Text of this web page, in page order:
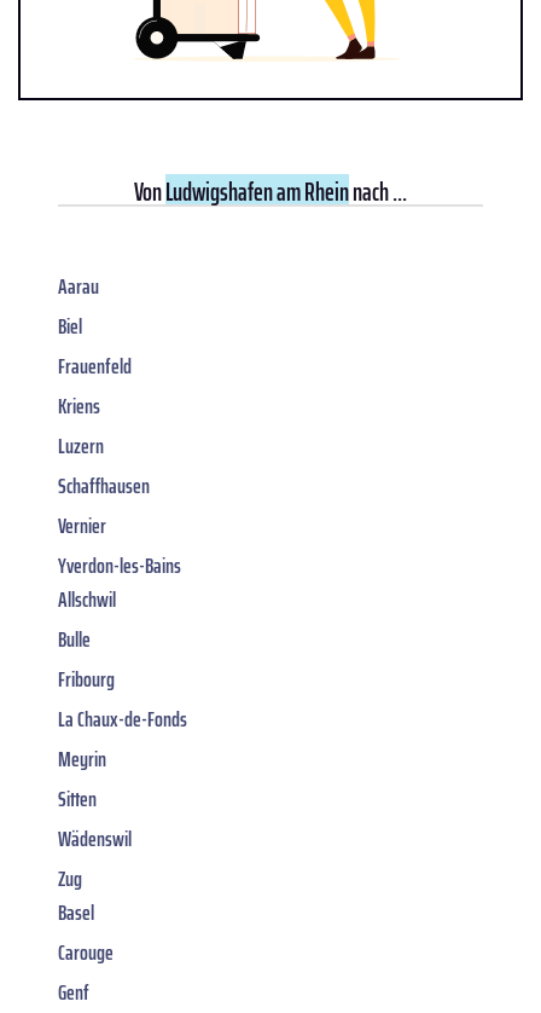
VonLudwigshafen am Rheinnach ...
Aarau
Biel
Frauenfeld
Kriens
Luzern
Schaffhausen
Vernier
Yverdon-les-Bains
Allschwil
Bulle
Fribourg
La Chaux-de-Fonds
Meyrin
Sitten
Wädenswil
Zug
Basel
Carouge
Genf